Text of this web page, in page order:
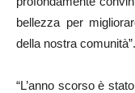
bellezza per
della nostra comunità”.
“L’anno scorso è